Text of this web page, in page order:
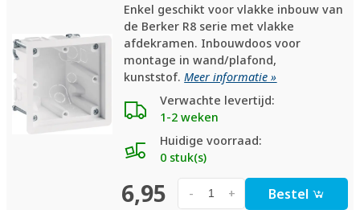
Enkel geschikt voor vlakke inbouw van
de Berker R8 serie met vlakke
afdekramen. Inbouwdoos voor
montage in wand/plafond,
kunststof.Meer informatie »
Verwachte levertijd:
1-2 weken
Huidige voorraad:
0 stuk(s)
6,95 +
- Bestel